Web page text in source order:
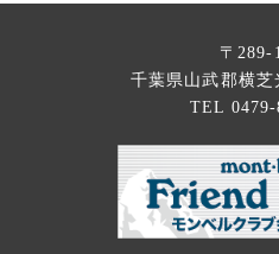
〒289-
千葉県山武郡横芝
TEL 0479-